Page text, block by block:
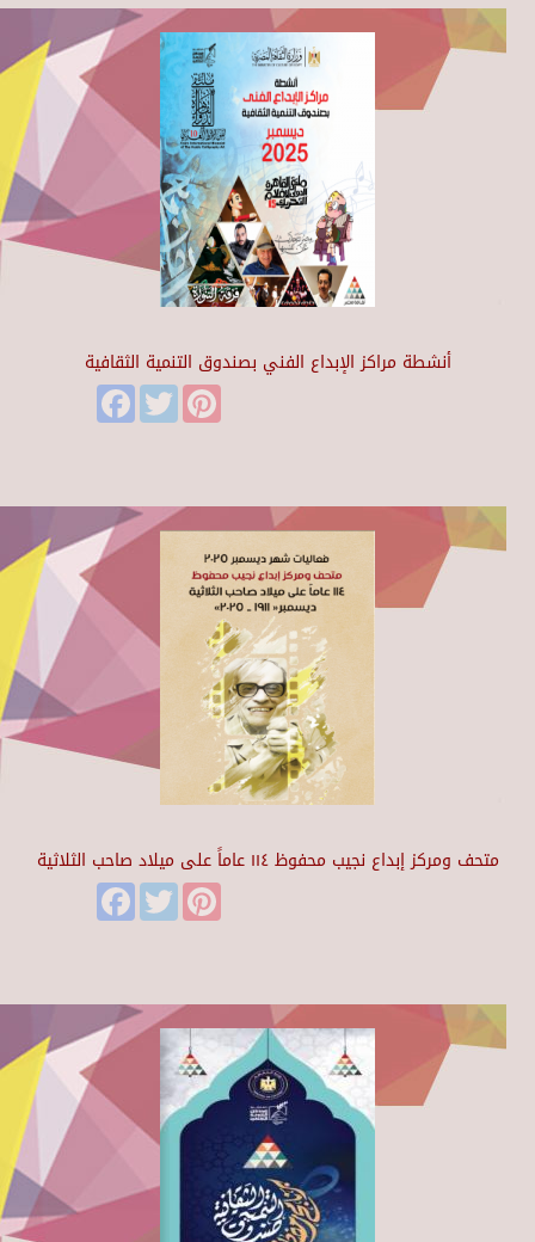
أنشطة مراكز الإبداع الفني بصندوق التنمية الثقافية
FacebookTwitter
متحف ومركز إبداع نجيب محفوظ ١١٤ عاماً على ميلاد صاحب الثلاثية
FacebookTwitter